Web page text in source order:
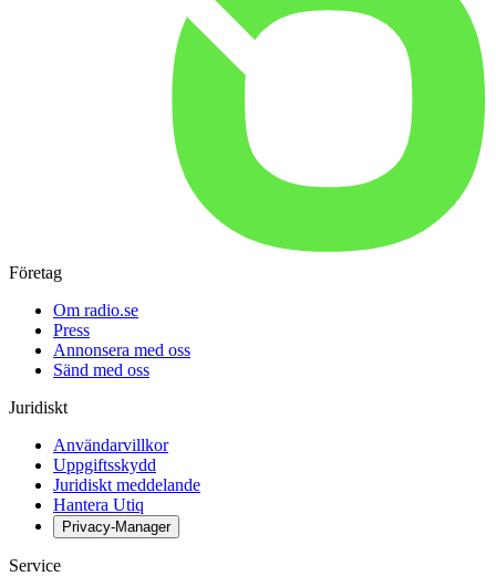
Företag
Om radio.se
Press
Annonsera med oss
Sänd med oss
Juridiskt
Användarvillkor
Uppgiftsskydd
Juridiskt meddelande
Hantera Utiq
Privacy-Manager
Service